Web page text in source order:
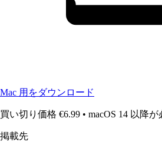
Mac 用をダウンロード
買い切り価格 €6.99 • macOS 14 以降
掲載先